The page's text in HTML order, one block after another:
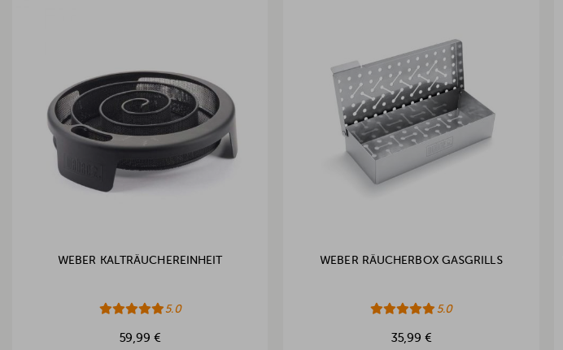
WEBER KALTRÄUCHEREINHEIT
5.0
59,99 €
WEBER RÄUCHERBOX GASGRILLS
5.0
35,99 €